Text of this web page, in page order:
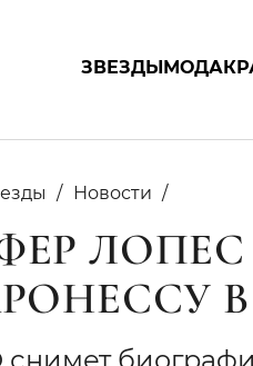
ЗВЕЗДЫМОДА
Новости
ЛОПЕС